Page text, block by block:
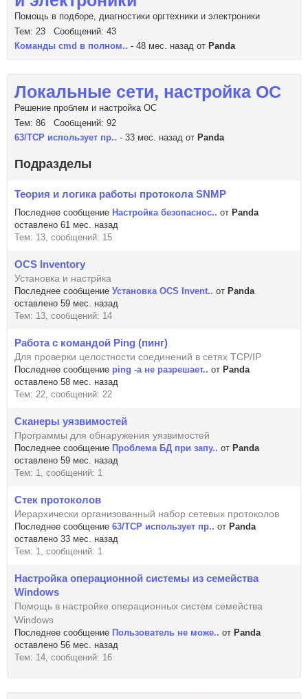
Помощь в подборе, диагностики оргтехники и электроники
Тем: 23 Сообщений: 43
Команды cmd в полном.. - 48 мес. назад от Panda
Локальные сети, настройка ОС
Решение проблем и настройка ОС
Тем: 86 Сообщений: 92
63/TCP использует пр.. - 33 мес. назад от Panda
Подразделы
Теория и логика работы протокола SNMP
Последнее сообщение Настройка безопаснос.. от Panda
оставлено 61 мес. назад
Тем: 13, сообщений: 15
OCS Inventory
Установка и настрйка
Последнее сообщение Установка OCS Invent.. от Panda
оставлено 59 мес. назад
Тем: 13, сообщений: 14
Работа с командой Ping (пинг)
Для проверки целостности соединений в сетях TCP/IP
Последнее сообщение ping -a не разрешает.. от Panda
оставлено 58 мес. назад
Тем: 22, сообщений: 22
Сканеры уязвимостей
Программы для обнаружения уязвимостей
Последнее сообщение Проблема БД при запу.. от Panda
оставлено 59 мес. назад
Тем: 1, сообщений: 1
Стек протоколов
Иерархически организованный набор сетевых протоколов
Последнее сообщение 63/TCP использует пр.. от Panda
оставлено 33 мес. назад
Тем: 1, сообщений: 1
Настройка операционной системы из семейства
Windows
Помощь в настройке операционных систем семейства
Windows
Последнее сообщение Пользователь не може.. от Panda
оставлено 56 мес. назад
Тем: 14, сообщений: 16